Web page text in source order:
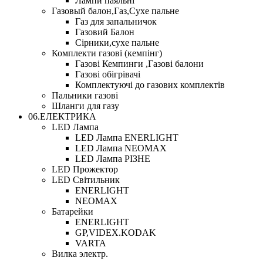
Газовый балон,Газ,Сухе пальне
Газ для запальничок
Газовий Балон
Сірники,сухе пальне
Комплекти газові (кемпінг)
Газові Кемпинги ,Газові балони
Газові обігрівачі
Комплектуючі до газових комплектів
Пальники газові
Шланги для газу
06.ЕЛЕКТРИКА
LED Лампа
LED Лампа ENERLIGHT
LED Лампа NEOMAX
LED Лампа РІЗНЕ
LED Прожектор
LED Світильник
ENERLIGHT
NEOMAX
Батарейки
ENERLIGHT
GP,VIDEX.KODAK
VARTA
Вилка электр.